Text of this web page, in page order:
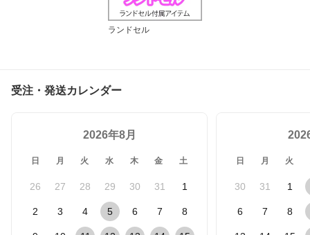
ランドセル
受注・発送カレンダー
2026年8月
日 月 火 水 木 金 土
26 27 28 29 30 31 1
2 3 4 5 6 7 8
日 月 火
30 31 1
6 7 8